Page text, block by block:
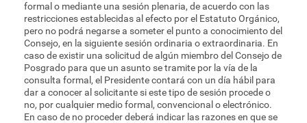
formal o mediante una sesión plenaria, de acuerdo con las
restricciones establecidas al efecto por el Estatuto Orgánico,
pero no podrá negarse a someter el punto a conocimiento del
Consejo, en la siguiente sesión ordinaria o extraordinaria. En
caso de existir una solicitud de algún miembro del Consejo de
Posgrado para que un asunto se tramite por la vía de la
consulta formal, el Presidente contará con un día hábil para
dar a conocer al solicitante si este tipo de sesión procede o
no, por cualquier medio formal, convencional o electrónico.
En caso de no proceder deberá indicar las razones en que se